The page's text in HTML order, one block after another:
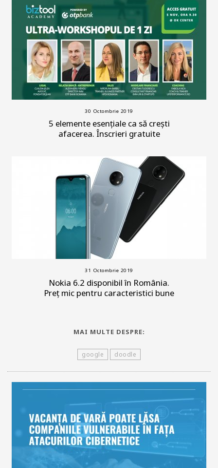
30 Octombrie 2019
5 elemente esențiale ca să crești
afacerea. Înscrieri gratuite
31 Octombrie 2019
Nokia 6.2 disponibil în România.
Preț mic pentru caracteristici bune
MAI MULTE DESPRE:
google doodle